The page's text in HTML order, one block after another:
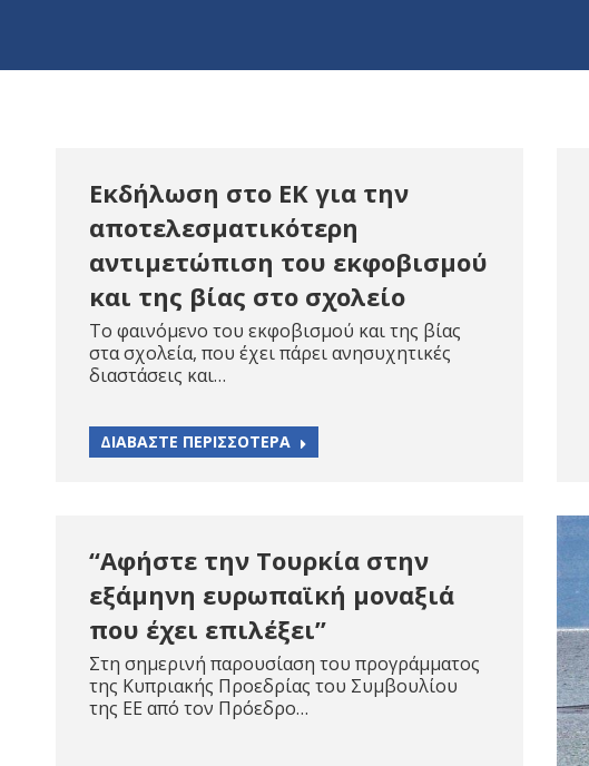
Εκδήλωση στο ΕΚ για την
αποτελεσματικότερη
αντιμετώπιση του εκφοβισμού
και της βίας στο σχολείο
Το φαινόμενο του εκφοβισμού και της βίας
στα σχολεία, που έχει πάρει ανησυχητικές
διαστάσεις και…
ΔΙΑΒΑΣΤΕ ΠΕΡΙΣΣΟΤΕΡΑ
“Αφήστε την Τουρκία στην
εξάμηνη ευρωπαϊκή μοναξιά
που έχει επιλέξει”
Στη σημερινή παρουσίαση του προγράμματος
της Κυπριακής Προεδρίας του Συμβουλίου
της ΕΕ από τον Πρόεδρο…